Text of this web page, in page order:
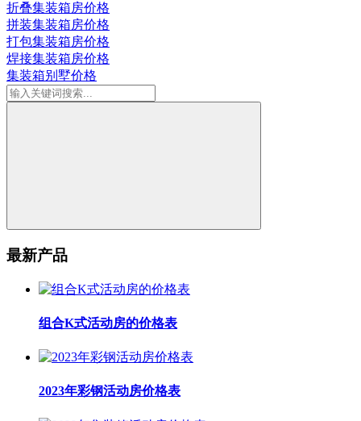
折叠集装箱房价格
拼装集装箱房价格
打包集装箱房价格
焊接集装箱房价格
集装箱别墅价格
最新产品
组合K式活动房的价格表
2023年彩钢活动房价格表